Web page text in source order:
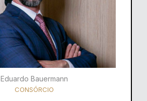
Eduardo Bauermann
CONSÓRCIO